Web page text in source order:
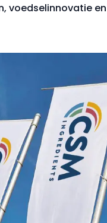
voedselinnovatie